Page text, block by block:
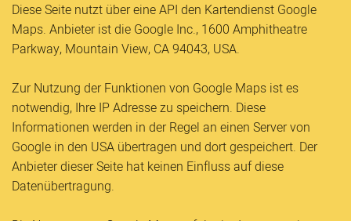
Diese Seite nutzt über eine API den Kartendienst Google
Maps. Anbieter ist die Google Inc., 1600 Amphitheatre
Parkway, Mountain View, CA 94043, USA.
Zur Nutzung der Funktionen von Google Maps ist es
notwendig, Ihre IP Adresse zu speichern. Diese
Informationen werden in der Regel an einen Server von
Google in den USA übertragen und dort gespeichert. Der
Anbieter dieser Seite hat keinen Einfluss auf diese
Datenübertragung.